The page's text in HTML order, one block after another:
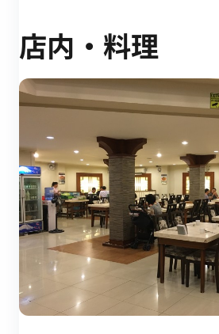
店内・料理